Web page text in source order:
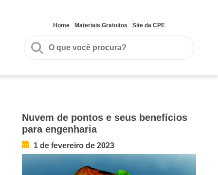
Home Materiais Gratuitos Site da CPE
Nuvem de pontos e seus benefícios
para engenharia
1 de fevereiro de 2023